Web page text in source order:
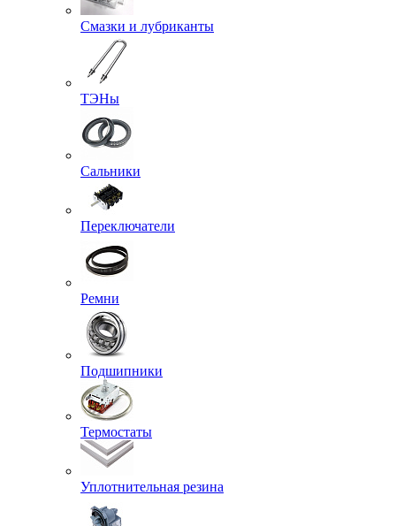
Смазки и лубриканты
ТЭНы
Сальники
Переключатели
Ремни
Подшипники
Термостаты
Уплотнительная резина